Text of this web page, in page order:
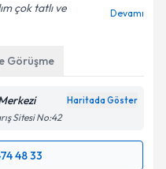
çok tatlı ve
Devamı
Görüşme
Haritada Göster
Sitesi No:42
48 33